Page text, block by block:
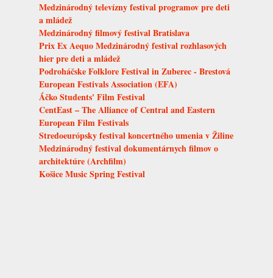
Medzinárodný televízny festival programov pre deti
a mládež
Medzinárodný filmový festival Bratislava
Prix Ex Aequo Medzinárodný festival rozhlasových
hier pre deti a mládež
Podroháčske Folklore Festival in Zuberec - Brestová
European Festivals Association (EFA)
Áčko Students' Film Festival
CentEast – The Alliance of Central and Eastern
European Film Festivals
Stredoeurópsky festival koncertného umenia v Žiline
Medzinárodný festival dokumentárnych filmov o
architektúre (Archfilm)
Košice Music Spring Festival